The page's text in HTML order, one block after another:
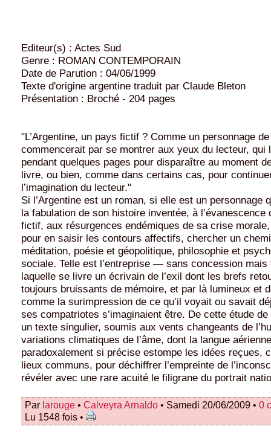
Editeur(s) : Actes Sud
Genre : ROMAN CONTEMPORAIN
Date de Parution : 04/06/1999
Texte d'origine argentine traduit par Claude Bleton
Présentation : Broché - 204 pages
"L’Argentine, un pays fictif ? Comme un personnage
commencerait par se montrer aux yeux du lecteur, qui
pendant quelques pages pour disparaître au moment
livre, ou bien, comme dans certains cas, pour
l’imagination du lecteur."
Si l’Argentine est un roman, si elle est un personnage
la fabulation de son histoire inventée, à l’évanescence
fictif, aux résurgences endémiques de sa crise
pour en saisir les contours affectifs, chercher un
méditation, poésie et géopolitique, philosophie et
sociale. Telle est l’entreprise — sans concession
laquelle se livre un écrivain de l’exil dont les brefs
toujours bruissants de mémoire, et par là lumineux et
comme la surimpression de ce qu’il voyait ou savait
ses compatriotes s’imaginaient être. De cette étude
un texte singulier, soumis aux vents changeants de
variations climatiques de l’âme, dont la langue
paradoxalement si précise estompe les idées reçues,
lieux communs, pour déchiffrer l’empreinte de
révéler avec une rare acuité le filigrane du portrait
Par larouge • Calveyra Arnaldo • Samedi 20/06/2009 • 0
Lu 1548 fois •